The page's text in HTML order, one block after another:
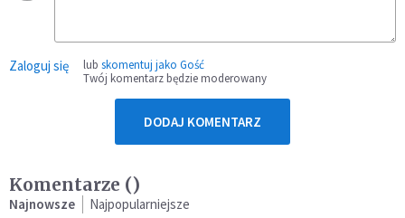
Zaloguj się lub skomentuj jako Gość
Twój komentarz będzie moderowany
DODAJ KOMENTARZ
Komentarze ()
Najnowsze Najpopularniejsze